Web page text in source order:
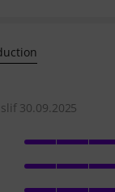
slif 30.09.2025